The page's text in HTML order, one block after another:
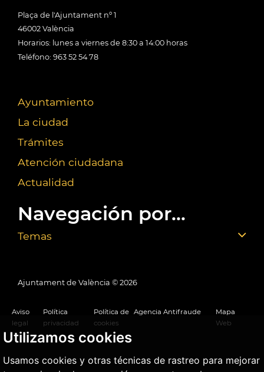
Utilizamos cookies
Usamos cookies y otras técnicas de rastreo para mejorar
Plaça de l'Ajuntament nº 1
46002 València
Horarios: lunes a viernes de 8:30 a 14:00 horas
Teléfono: 963 52 54 78
Ayuntamiento
La ciudad
Trámites
Atención ciudadana
Actualidad
Navegación por...
Temas
Ajuntament de València © 2026
Aviso
legal
Política
privacidad
Política de
cookies
Agencia Antifraude
Mapa
Web